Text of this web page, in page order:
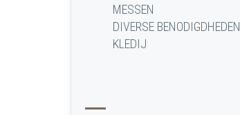
MESSEN
DIVERSE BENODIGDHEDEN
KLEDIJ